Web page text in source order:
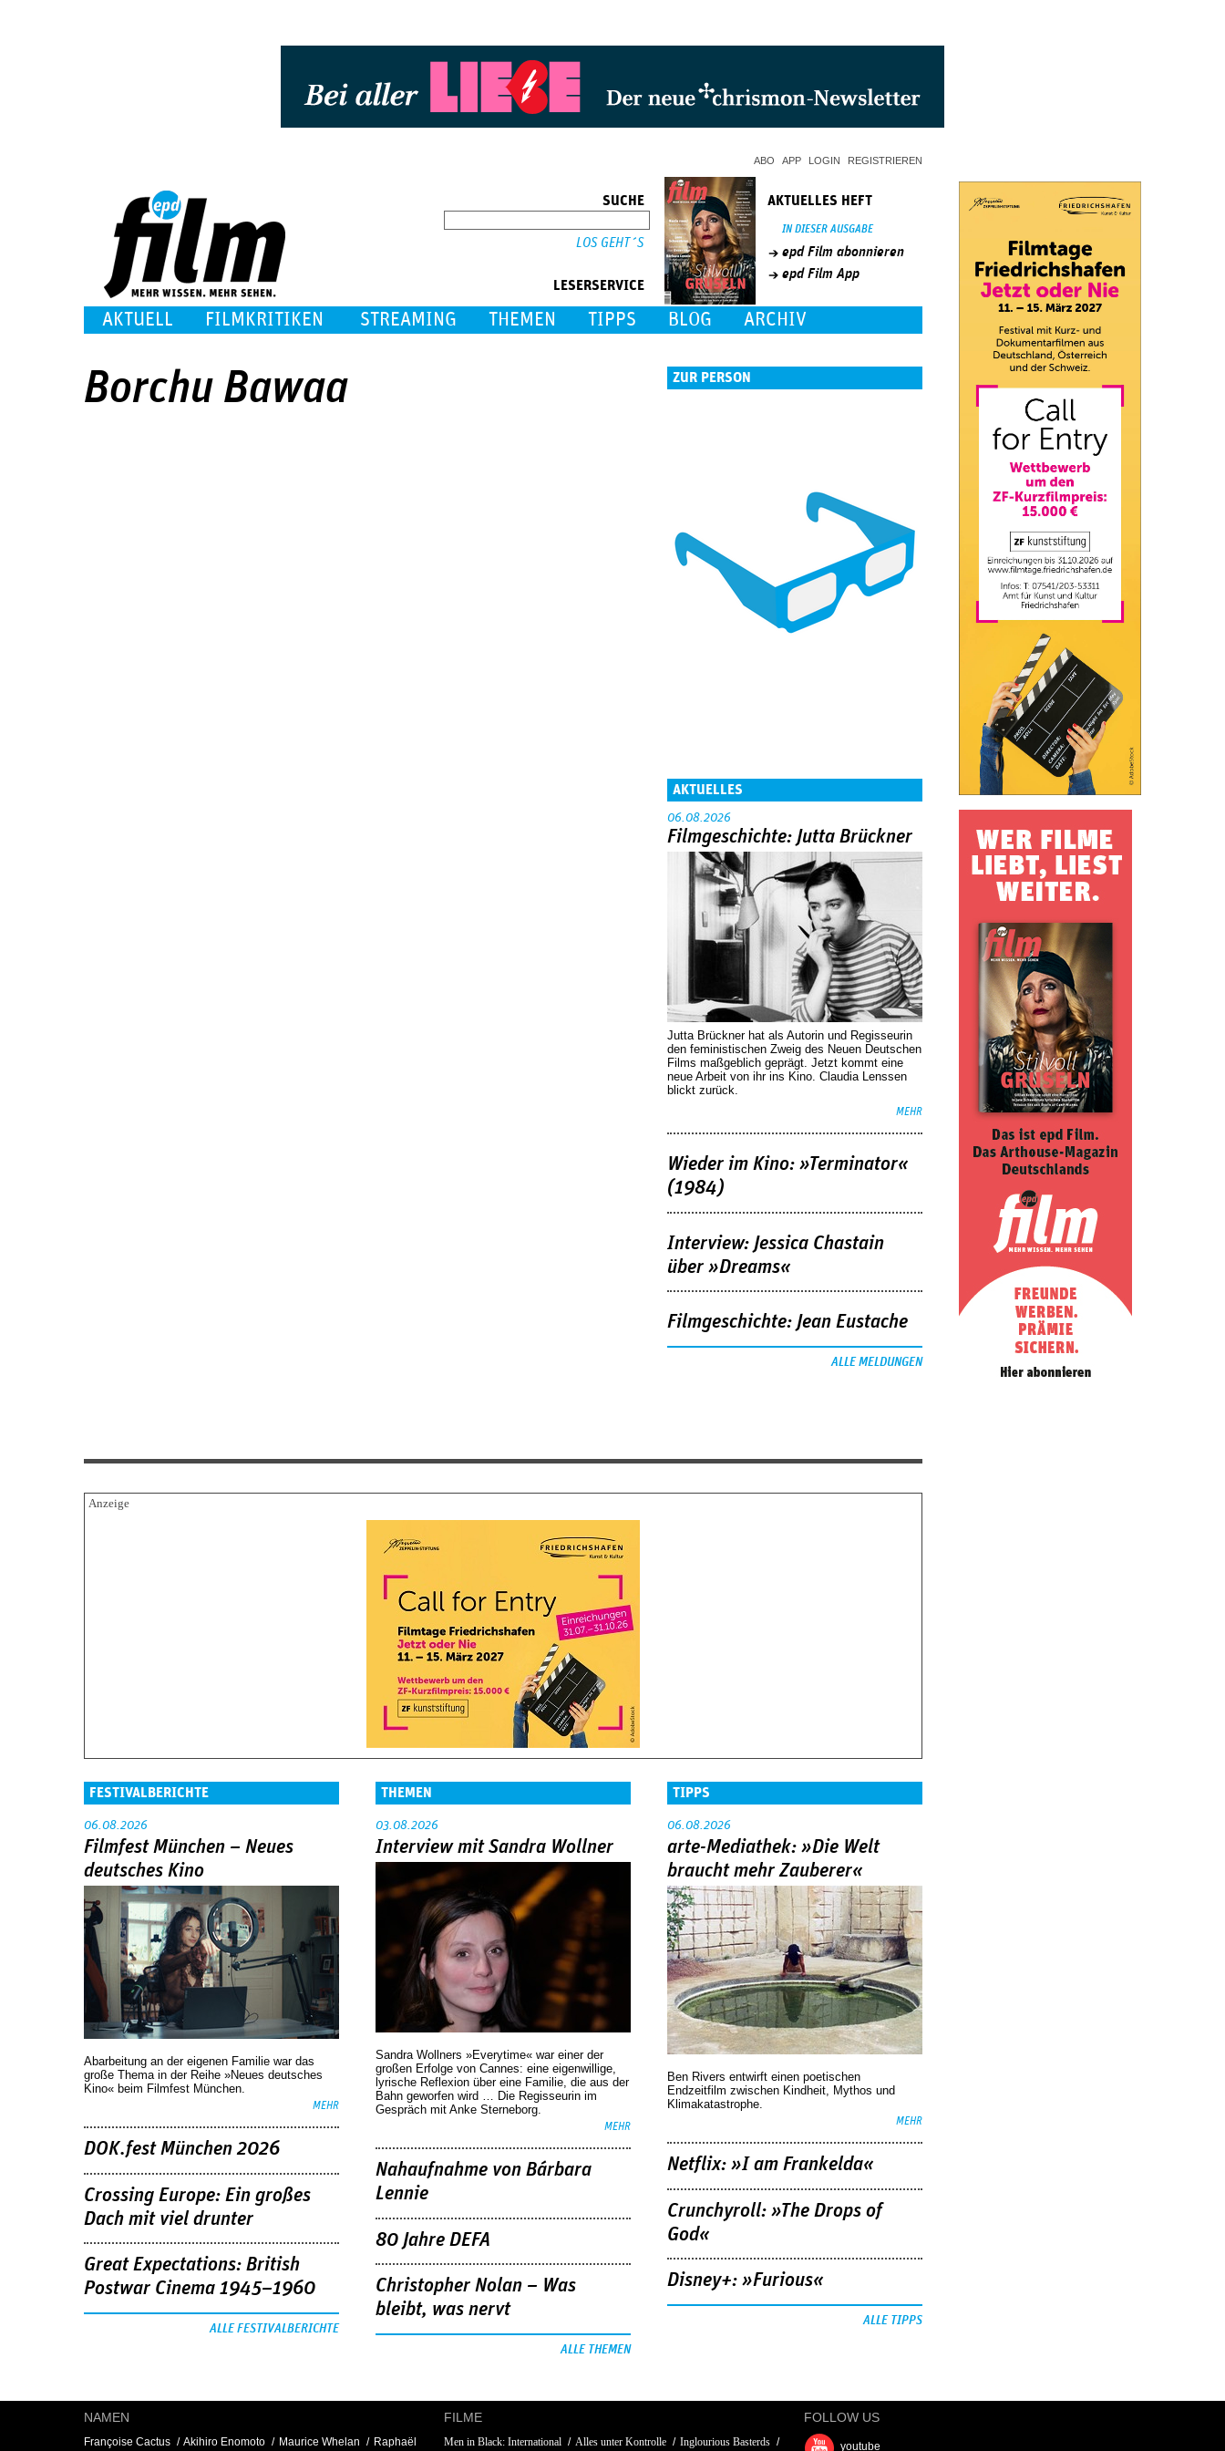
ABO APP LOGIN REGISTRIEREN
SUCHE
LESERSERVICE
AKTUELLES HEFT
IN DIESER AUSGABE
epd Film abonnieren
epd Film App
AKTUELL FILMKRITIKEN STREAMING THEMEN TIPPS BLOG ARCHIV
Borchu Bawaa ZUR PERSON
AKTUELLES
06.08.2026
Filmgeschichte: Jutta Brückner
Jutta Brückner hat als Autorin und Regisseurin
den feministischen Zweig des Neuen Deutschen
Films maßgeblich geprägt. Jetzt kommt eine
neue Arbeit von ihr ins Kino. Claudia Lenssen
blickt zurück.
MEHR
Wieder im Kino: »Terminator«
(1984)
Interview: Jessica Chastain
über »Dreams«
Filmgeschichte: Jean Eustache
ALLE MELDUNGEN
FESTIVALBERICHTE
06.08.2026
Filmfest München – Neues
deutsches Kino
Abarbeitung an der eigenen Familie war das
große Thema in der Reihe »Neues deutsches
Kino« beim Filmfest München.
MEHR
DOK.fest München 2026
Crossing Europe: Ein großes
Dach mit viel drunter
Great Expectations: British
Postwar Cinema 1945–1960
ALLE FESTIVALBERICHTE
THEMEN
03.08.2026
Interview mit Sandra Wollner
Sandra Wollners »Everytime« war einer der
großen Erfolge von Cannes: eine eigenwillige,
lyrische Reflexion über eine ­Familie, die aus der
Bahn geworfen wird … Die Regisseurin im
Gespräch mit Anke Sterneborg.
MEHR
Nahaufnahme von Bárbara
Lennie
80 Jahre DEFA
Christopher Nolan – Was
bleibt, was nervt
ALLE THEMEN
TIPPS
06.08.2026
arte-Mediathek: »Die Welt
braucht mehr Zauberer«
Ben Rivers entwirft einen poetischen
Endzeitfilm zwischen Kindheit, Mythos und
Klimakatastrophe.
MEHR
Netflix: »I am Frankelda«
Crunchyroll: »The Drops of
God«
Disney+: »Furious«
ALLE TIPPS
NAMEN
Françoise Cactus Akihiro Enomoto Maurice Whelan Raphaël
FILME
Men in Black: International Alles unter Kontrolle Inglourious Basterds
FOLLOW US
youtube